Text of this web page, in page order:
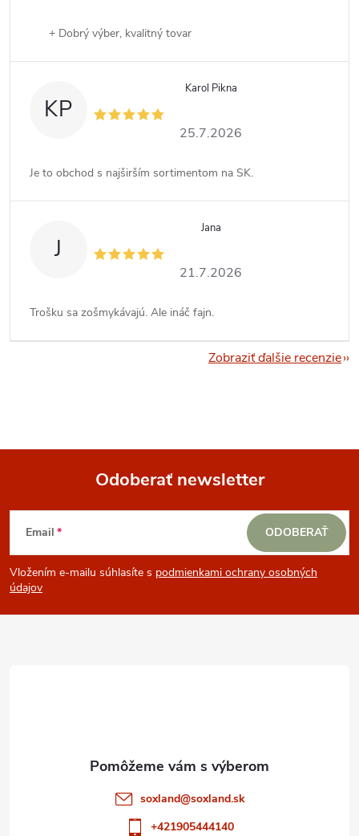
+ Dobrý výber, kvalitný tovar
KP
Karol Pikna
25.7.2026
Je to obchod s najširším sortimentom na SK.
J
Jana
21.7.2026
Trošku sa zošmykávajú. Ale ináč fajn.
Zobraziť ďalšie recenzie
Z
á
p
Odoberať newsletter
Email
Vložením e-mailu súhlasíte s podmienkami ochrany osobných
údajov
ODOBERAŤ
soxland@soxland.sk
+421905444140